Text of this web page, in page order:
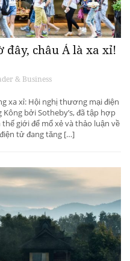
đây, châu Á là xa xỉ!
& Business
xa xỉ: Hội nghị thương mại điện
bởi Sotheby’s, đã tập hợp
giới để mổ xẻ và thảo luận về
tử đang tăng […]